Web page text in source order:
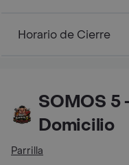
Horario de Cierre
SOMOS 5
Domicilio
Parrilla